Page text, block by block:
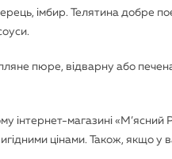
імбир. Телятина добре
пюре, відварну або
інтернет-магазині
цінами. Також, якщо